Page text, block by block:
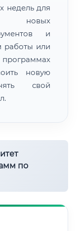
недель для
новых
и
работы или
программах
новую
свой
по